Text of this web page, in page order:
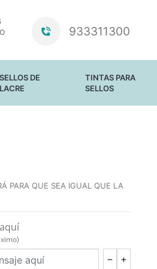
933311300
SELLOS DE
LACRE
TINTAS PARA
SELLOS
LUMINOSAS
RECAMBIO DE
PARA QUE SEA IGUAL QUE LA